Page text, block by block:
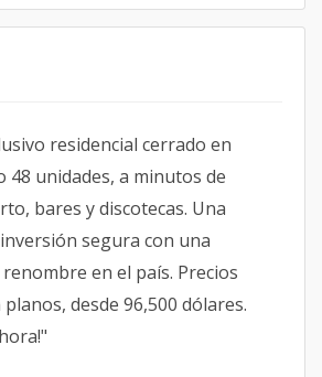
residencial cerrado en
48 unidades, a minutos de
bares y discotecas. Una
segura con una
en el país. Precios
desde 96,500 dólares.